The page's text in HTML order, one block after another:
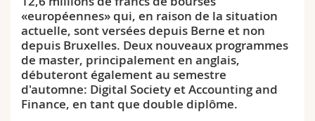
«européennes» qui, en raison de la situation
actuelle, sont versées depuis Berne et non
depuis Bruxelles. Deux nouveaux programmes
de master, principalement en anglais,
débuteront également au semestre
d'automne: Digital Society et Accounting and
Finance, en tant que double diplôme.